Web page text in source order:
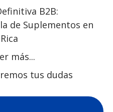
B2B:
de Suplementos en
más...
tus dudas